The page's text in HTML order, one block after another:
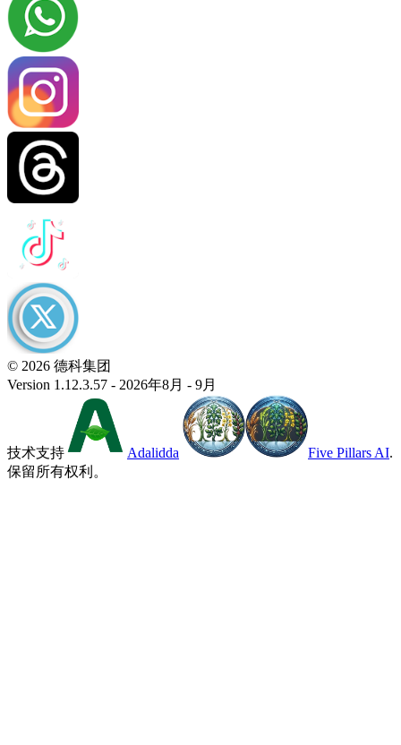
© 2026 德科集团
Version 1.12.3.57 - 2026年8月 - 9月
技术支持 Adalidda Five Pillars AI.
保留所有权利。